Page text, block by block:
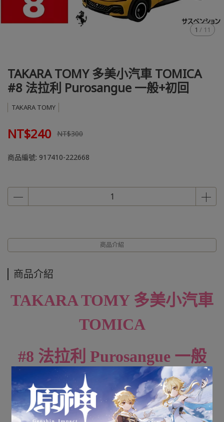
1 / 11
TAKARA TOMY 多美小汽車 TOMICA
#8 法拉利 Purosangue 一般+初回
TAKARA TOMY
NT$240 NT$300
商品編號: 917410-222668
商品介紹
商品介紹
TAKARA TOMY 多美小汽車
TOMICA
#8 法拉利 Purosangue 一般
+初回
全新未拆封